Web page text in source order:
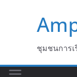
ชุมชนการ